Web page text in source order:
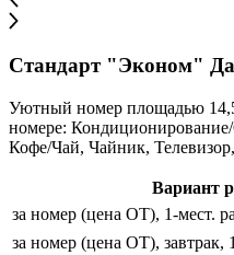
Стандарт "Эконом"
Уютный номер площадью 14,5
номере:
Кофе/Чай, Чайник,
Вариант
за номер (цена ОТ), 1-мест.
за номер (цена ОТ), завтрак,